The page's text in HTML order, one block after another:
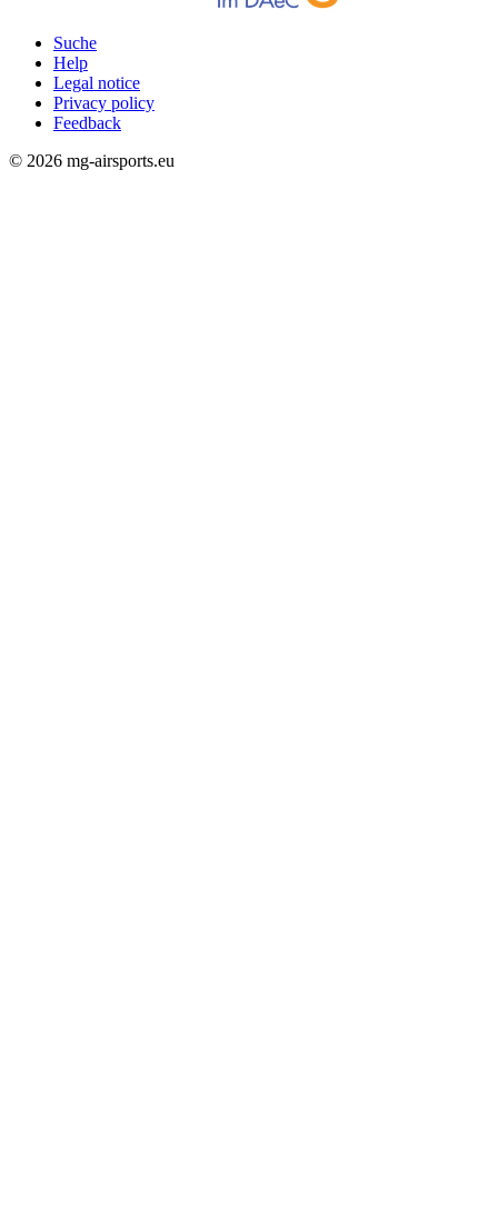
Rechtliches
Suche
Help
Legal notice
Privacy policy
Feedback
© 2026 mg-airsports.eu